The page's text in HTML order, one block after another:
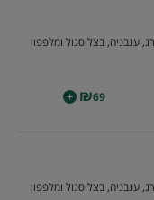
עגבניה, בצל סגול ומלפפון
₪69
+
עגבניה, בצל סגול ומלפפון